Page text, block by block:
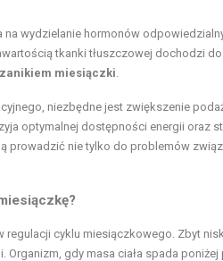
na wydzielanie hormonów
tkanki tłuszczowej dochodzi
zanikiem miesiączki
niezbędne jest zwiększenie
optymalnej dostępności energii oraz
prowadzić nie tylko do problemów
regulacji cyklu miesiączkowego. Zbyt
Organizm, gdy masa ciała spada